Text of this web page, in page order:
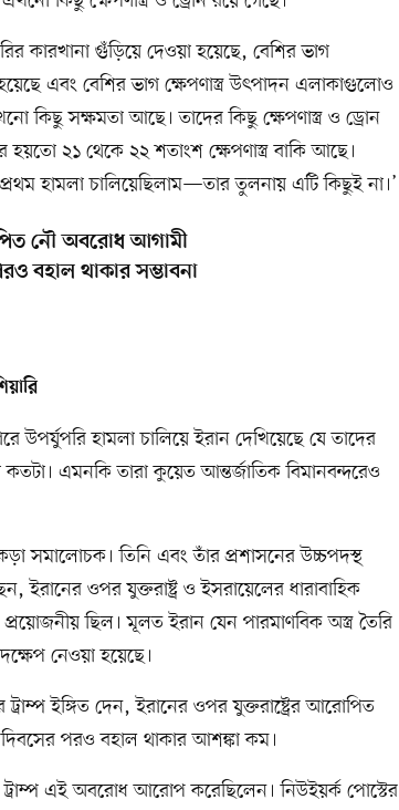
কারখানা গুঁড়িয়ে দেওয়া হয়েছে, বেশির ভাগ
এবং বেশির ভাগ ক্ষেপণাস্ত্র উৎপাদন এলাকাগুলোও
কিছু সক্ষমতা আছে। তাদের কিছু ক্ষেপণাস্ত্র ও ড্রোন
২১ থেকে ২২ শতাংশ ক্ষেপণাস্ত্র বাকি আছে।
হামলা চালিয়েছিলাম—তার তুলনায় এটি কিছুই না।’
নৌ অবরোধ আগামী
বহাল থাকার সম্ভাবনা
উপর্যুপরি হামলা চালিয়ে ইরান দেখিয়েছে যে তাদের
কতটা। এমনকি তারা কুয়েত আন্তর্জাতিক বিমানবন্দরেও
কড়া সমালোচক। তিনি এবং তাঁর প্রশাসনের উচ্চপদস্থ
ইরানের ওপর যুক্তরাষ্ট্র ও ইসরায়েলের ধারাবাহিক
ছিল। মূলত ইরান যেন পারমাণবিক অস্ত্র তৈরি
নেওয়া হয়েছে।
ইঙ্গিত দেন, ইরানের ওপর যুক্তরাষ্ট্রের আরোপিত
পরও বহাল থাকার আশঙ্কা কম।
এই অবরোধ আরোপ করেছিলেন। নিউইয়র্ক পোস্টের